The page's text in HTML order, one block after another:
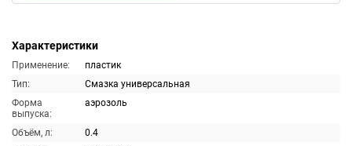
Характеристики
Применение:
пластик
Тип:
Смазка универсальная
Форма
выпуска:
аэрозоль
Объём, л:
0.4